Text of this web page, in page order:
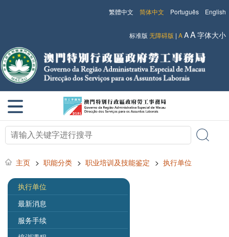
English
Português
简体中文
繁體中文
标准版 无障碍版 | AAA字体大小
主页 > 职能分类 > 职业培训及技能鉴定 > 执行单位
执行单位
最新消息
服务手续